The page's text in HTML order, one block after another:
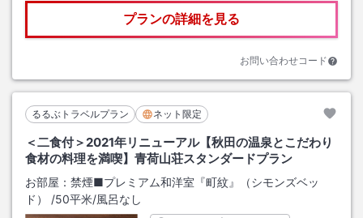
プランの詳細を見る
お問い合わせコード
るるぶトラベルプラン ネット限定
＜二食付＞2021年リニューアル【秋田の温泉とこだわり
食材の料理を満喫】青荷山荘スタンダードプラン
お部屋： 禁煙■プレミアム和洋室『町紋』（シモンズベッ
ド）
/50平米/風呂なし